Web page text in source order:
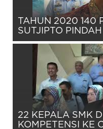
TAHUN 2020 140
SUTJIPTO
22 KEPALA SMK
KOMPETENSI KE